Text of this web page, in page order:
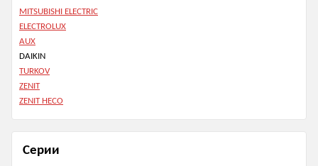
MITSUBISHI ELECTRIC
ELECTROLUX
AUX
DAIKIN
TURKOV
ZENIT
ZENIT HECO
Серии